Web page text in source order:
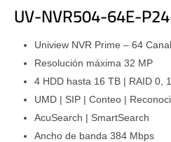
UV-NVR504-64E-
Uniview NVR Prime – 64
Resolución máxima 32 MP
4 HDD hasta 16 TB | RAID 0,
UMD | SIP | Conteo |
AcuSearch | SmartSearch
Ancho de banda 384 Mbps